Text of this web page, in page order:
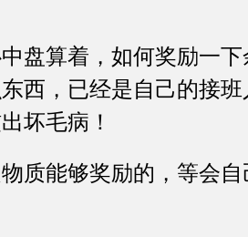
盘算着，如何奖励一下
西，已经是自己的接班
坏毛病！
能够奖励的，等会自